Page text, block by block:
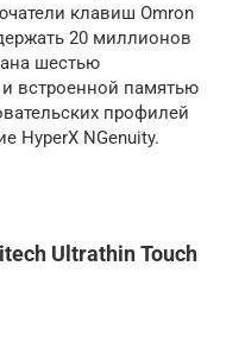
клавиш Omron
20 миллионов
шестью
встроенной памятью
профилей
HyperX NGenuity.
Ultrathin Touch